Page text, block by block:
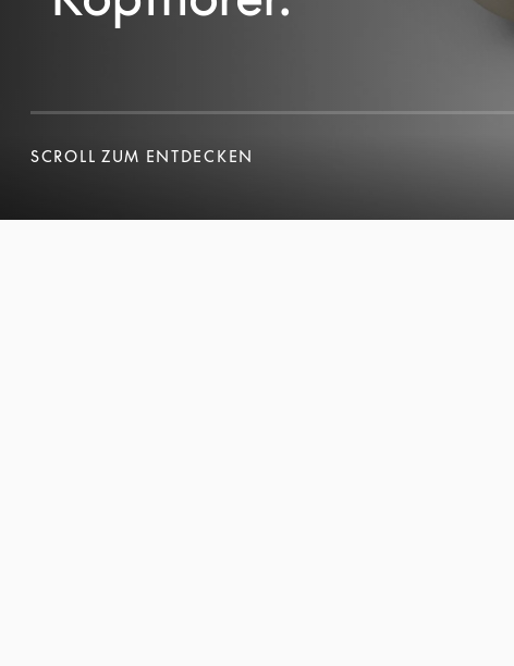
SCROLL ZUM ENTDECKEN